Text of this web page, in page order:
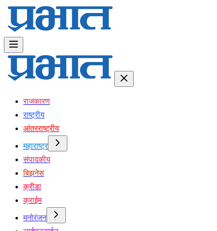
राजकारण
राष्ट्रीय
आंतरराष्ट्रीय
महाराष्ट्र
संपादकीय
बिझनेस
क्रीडा
क्राईम
मनोरंजन